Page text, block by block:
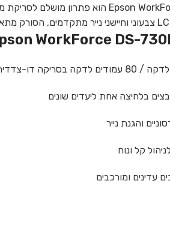
בלחיצה אחת ליעדים שונים
והגנת נייר
ומורכבים